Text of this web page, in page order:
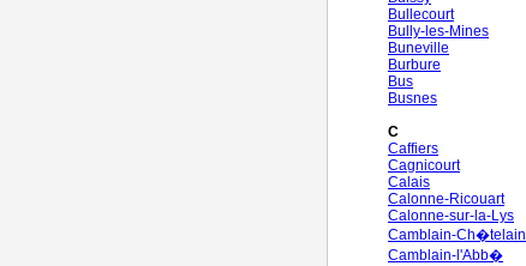
Bullecourt
Bully-les-Mines
Buneville
Burbure
Bus
Busnes
C
Caffiers
Cagnicourt
Calais
Calonne-Ricouart
Calonne-sur-la-Lys
Camblain-Ch�telain
Camblain-l'Abb�